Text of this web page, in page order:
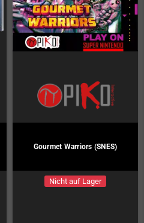
Gourmet Warriors (SNES)
Nicht auf Lager